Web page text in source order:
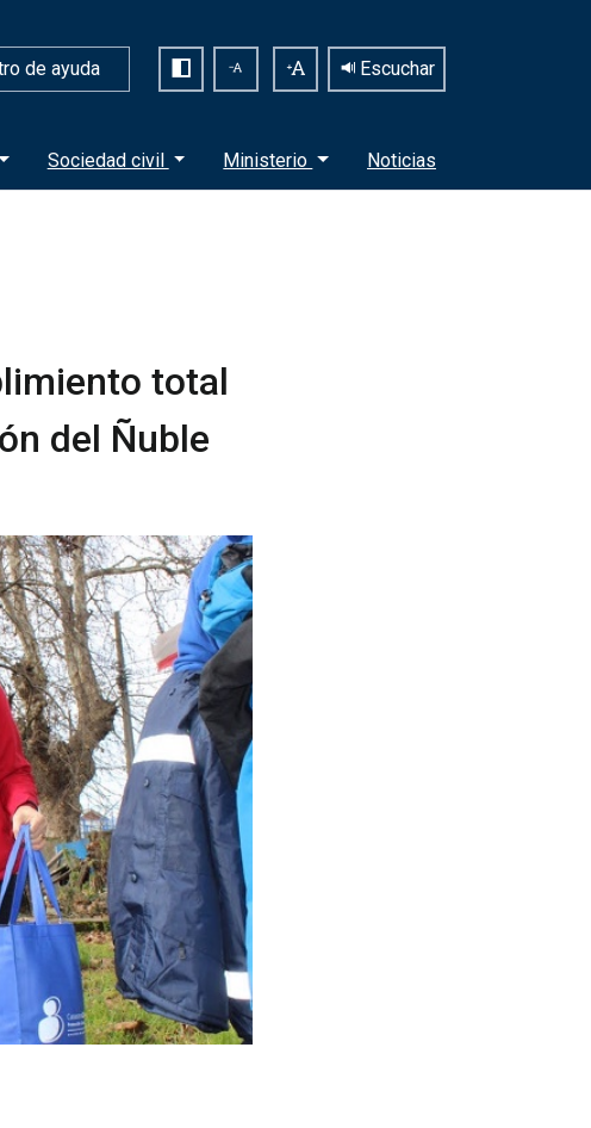
de ayuda Escuchar
Sociedad civil Ministerio Noticias
total
del Ñuble